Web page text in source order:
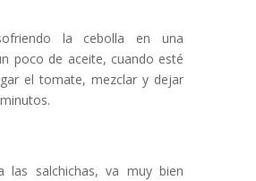
la cebolla en una
poco de aceite, cuando esté
el tomate, mezclar y dejar
las salchichas, va muy bien